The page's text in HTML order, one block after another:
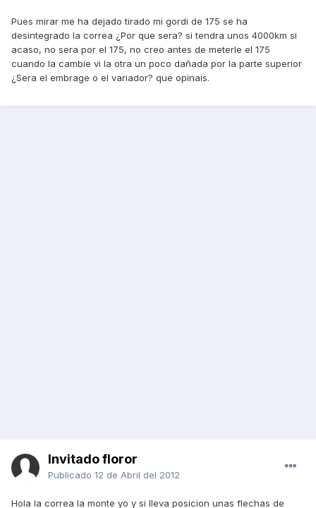
Pues mirar me ha dejado tirado mi gordi de 175 se ha
desintegrado la correa ¿Por que sera? si tendra unos 4000km si
acaso, no sera por el 175, no creo antes de meterle el 175
cuando la cambie vi la otra un poco dañada por la parte superior
¿Sera el embrage o el variador? que opinais.
Invitado floror
Publicado 12 de Abril del 2012
Hola la correa la monte yo y si lleva posicion unas flechas de